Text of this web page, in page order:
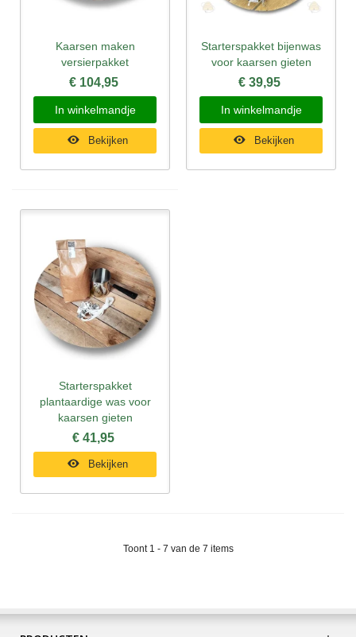
Kaarsen maken
versierpakket
€ 104,95
In winkelmandje
Bekijken
Starterspakket bijenwas
voor kaarsen gieten
€ 39,95
In winkelmandje
Bekijken
Starterspakket
plantaardige was voor
kaarsen gieten
€ 41,95
Bekijken
Toont 1 - 7 van de 7 items